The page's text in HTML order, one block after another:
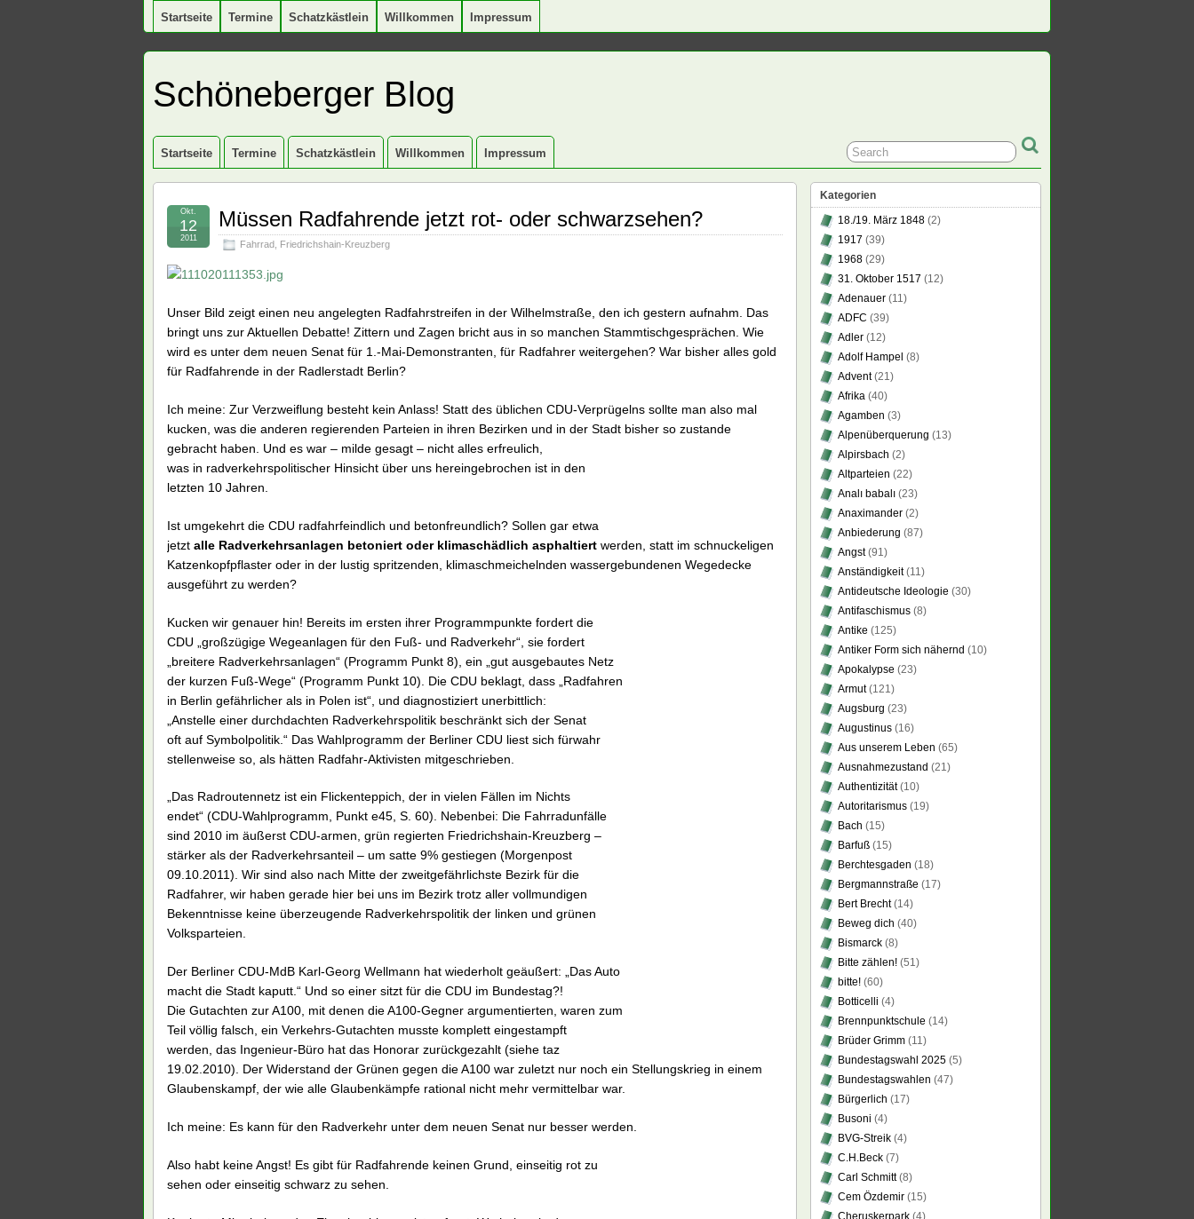
Startseite Termine Schatzkästlein Willkommen Impressum
Schöneberger Blog
Startseite Termine Schatzkästlein Willkommen Impressum
Müssen Radfahrende jetzt rot- oder schwarzsehen?
Fahrrad Friedrichshain-Kreuzberg
Okt.
12
2011
Unser Bild zeigt einen neu angelegten Radfahrstreifen in der Wilhelmstraße, den ich gestern aufnahm. Das
bringt uns zur Aktuellen Debatte! Zittern und Zagen bricht aus in so manchen Stammtischgesprächen. Wie
wird es unter dem neuen Senat für 1.-Mai-Demonstranten, für Radfahrer weitergehen? War bisher alles gold
für Radfahrende in der Radlerstadt Berlin?
Ich meine: Zur Verzweiflung besteht kein Anlass! Statt des üblichen CDU-Verprügelns sollte man also mal
kucken, was die anderen regierenden Parteien in ihren Bezirken und in der Stadt bisher so zustande
gebracht haben. Und es war – milde gesagt – nicht alles erfreulich,
was in radverkehrspolitischer Hinsicht über uns hereingebrochen ist in den
letzten 10 Jahren.
Ist umgekehrt die CDU radfahrfeindlich und betonfreundlich? Sollen gar etwa
jetzt alle Radverkehrsanlagen betoniert oder klimaschädlich asphaltiert werden, statt im schnuckeligen
Katzenkopfpflaster oder in der lustig spritzenden, klimaschmeichelnden wassergebundenen Wegedecke
ausgeführt zu werden?
Kucken wir genauer hin! Bereits im ersten ihrer Programmpunkte fordert die
CDU „großzügige Wegeanlagen für den Fuß- und Radverkehr“, sie fordert
„breitere Radverkehrsanlagen“ (Programm Punkt 8), ein „gut ausgebautes Netz
der kurzen Fuß-Wege“ (Programm Punkt 10). Die CDU beklagt, dass „Radfahren
in Berlin gefährlicher als in Polen ist“, und diagnostiziert unerbittlich:
„Anstelle einer durchdachten Radverkehrspolitik beschränkt sich der Senat
oft auf Symbolpolitik.“ Das Wahlprogramm der Berliner CDU liest sich fürwahr
stellenweise so, als hätten Radfahr-Aktivisten mitgeschrieben.
„Das Radroutennetz ist ein Flickenteppich, der in vielen Fällen im Nichts
endet“ (CDU-Wahlprogramm, Punkt e45, S. 60). Nebenbei: Die Fahrradunfälle
sind 2010 im äußerst CDU-armen, grün regierten Friedrichshain-Kreuzberg –
stärker als der Radverkehrsanteil – um satte 9% gestiegen (Morgenpost
09.10.2011). Wir sind also nach Mitte der zweitgefährlichste Bezirk für die
Radfahrer, wir haben gerade hier bei uns im Bezirk trotz aller vollmundigen
Bekenntnisse keine überzeugende Radverkehrspolitik der linken und grünen
Volksparteien.
Der Berliner CDU-MdB Karl-Georg Wellmann hat wiederholt geäußert: „Das Auto
macht die Stadt kaputt.“ Und so einer sitzt für die CDU im Bundestag?!
Die Gutachten zur A100, mit denen die A100-Gegner argumentierten, waren zum
Teil völlig falsch, ein Verkehrs-Gutachten musste komplett eingestampft
werden, das Ingenieur-Büro hat das Honorar zurückgezahlt (siehe taz
19.02.2010). Der Widerstand der Grünen gegen die A100 war zuletzt nur noch ein Stellungskrieg in einem
Glaubenskampf, der wie alle Glaubenkämpfe rational nicht mehr vermittelbar war.
Ich meine: Es kann für den Radverkehr unter dem neuen Senat nur besser werden.
Also habt keine Angst! Es gibt für Radfahrende keinen Grund, einseitig rot zu
sehen oder einseitig schwarz zu sehen.
Kategorien
18./19. März 1848 (2)
1917 (39)
1968 (29)
31. Oktober 1517 (12)
Adenauer (11)
ADFC (39)
Adler (12)
Adolf Hampel (8)
Advent(21)
Afrika (40)
Agamben (3)
Alpenüberquerung (13)
Alpirsbach (2)
Altparteien (22)
Analı babalı (23)
Anaximander (2)
Anbiederung (87)
Angst(91)
Anständigkeit(11)
Antideutsche Ideologie (30)
Antifaschismus (8)
Antike (125)
Antiker Form sich nähernd (10)
Apokalypse (23)
Armut(121)
Augsburg (23)
Augustinus (16)
Aus unserem Leben (65)
Ausnahmezustand (21)
Authentizität(10)
Autoritarismus (19)
Bach (15)
Barfuß (15)
Berchtesgaden (18)
Bergmannstraße (17)
Bert Brecht(14)
Beweg dich (40)
Bismarck (8)
Bitte zählen! (51)
bitte! (60)
Botticelli (4)
Brennpunktschule (14)
Brüder Grimm (11)
Bundestagswahl 2025 (5)
Bundestagswahlen (47)
Bürgerlich (17)
Busoni (4)
BVG-Streik (4)
C.H.Beck (7)
Carl Schmitt(8)
Cem Özdemir (15)
Cheruskerpark (4)